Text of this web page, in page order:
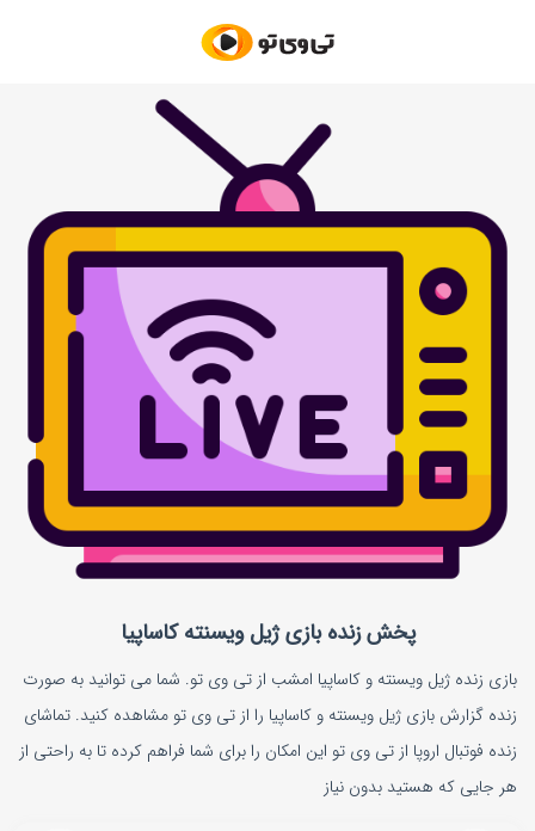
پخش زنده بازی ژیل ویسنته کاساپیا
بازی زنده ژیل ویسنته و کاساپیا امشب از تی وی تو. شما می توانید به صورت
زنده گزارش بازی ژیل ویسنته و کاساپیا را از تی وی تو مشاهده کنید. تماشای
زنده فوتبال اروپا از تی وی تو این امکان را برای شما فراهم کرده تا به راحتی از
هر جایی که هستید بدون نیاز